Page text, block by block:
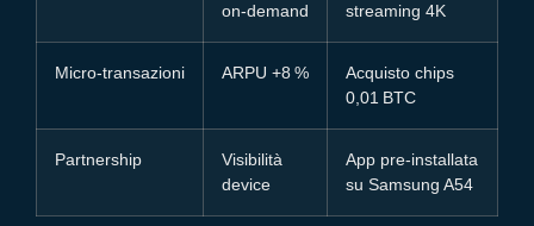
on‑demand
streaming 4K
Micro‑transazioni ARPU +8 %
Acquisto chips
0,01 BTC
Partnership
Visibilità
device
App pre‑installata
su Samsung A54